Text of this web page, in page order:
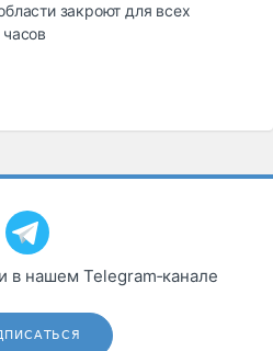
и
шины
масла и
закроют для всех
в нашем Telegram‑канале